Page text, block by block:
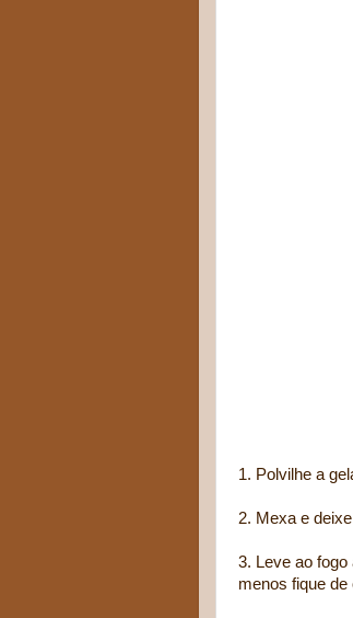
1. Polvilhe a
2. Mexa e
3. Leve ao
menos fique de